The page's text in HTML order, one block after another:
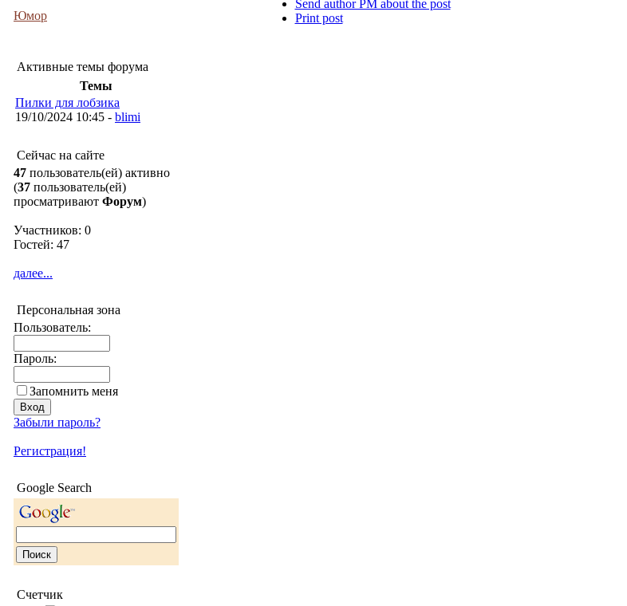
Юмор
Активные темы форума
Темы
Пилки для лобзика
19/10/2024 10:45 - blimi
Сейчас на сайте
47 пользователь(ей) активно
(37 пользователь(ей)
просматривают Форум)
Участников: 0
Гостей: 47
далее...
Персональная зона
Пользователь:
Пароль:
Запомнить меня
Забыли пароль?
Регистрация!
Google Search
Счетчик
Send author PM about the post
Print post